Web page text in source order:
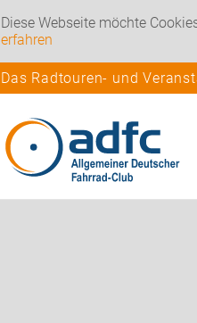
Diese Webseite möchte
erfahren
Das Radtouren- und